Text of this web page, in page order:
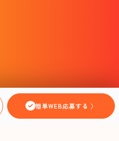
簡単WEB応募する 〉